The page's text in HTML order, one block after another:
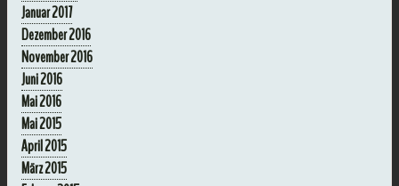
Januar 2017
Dezember 2016
November 2016
Juni 2016
Mai 2016
Mai 2015
April 2015
März 2015